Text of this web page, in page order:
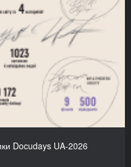
Docudays UA-2026